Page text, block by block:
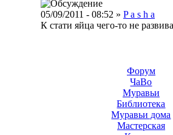
05/09/2011 - 08:52 » P a s h a
К стати яйца чего-то не
Форум
ЧаВо
Муравьи
Библиотека
Муравьи дома
Мастерская